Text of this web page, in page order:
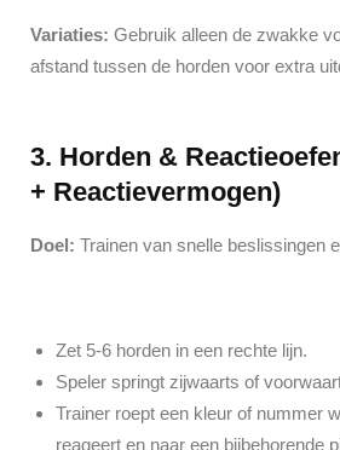
Variaties: Gebruik alleen de zwakke
afstand tussen de horden voor extra
3. Horden &
+ Reactievermogen)
Doel: Trainen van snelle beslissingen
Zet 5-6 horden in een rechte lijn.
Speler springt zijwaarts of
Trainer roept een kleur of nummer
reageert en naar een bijbehorende